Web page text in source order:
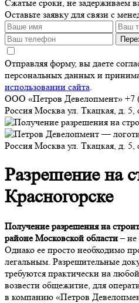
Сжатые сроки, не задерживаем
Оставьте заявку для связи с
Отправляя форму, вы даете
персональных данных и
использовании сайта.
ООО «Петров Девелопмент» +7
Россия Москва ул. Ткацкая, д. 5,
Россия Москва ул. Ткацкая, д. 5,
Разрешение на
Красногорске
Получение разрешения на
районе Московской области– не
Однако ее просто необходимо
легальным. Разрешительные
требуются практически на
возвести общежитие, для
в компанию «Петров